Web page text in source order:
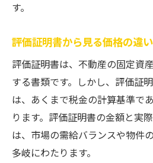
す。
評価証明書から見る価格の違
評価証明書は、不動産の固定資
する書類です。しかし、評価証
は、あくまで税金の計算基準で
ります。評価証明書の金額と実
は、市場の需給バランスや物件
多岐にわたります。